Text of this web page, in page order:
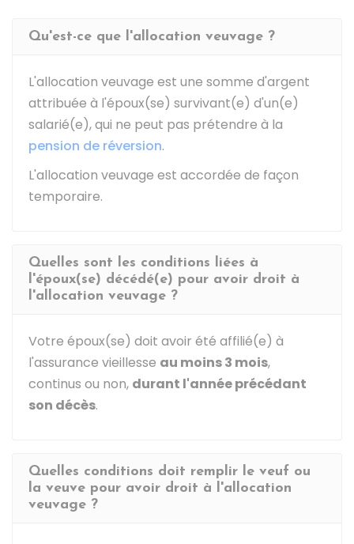
Qu'est-ce que l'allocation veuvage ?
L'allocation veuvage est une somme d'argent
attribuée à l'époux(se) survivant(e) d'un(e)
salarié(e), qui ne peut pas prétendre à la
pension de réversion.
L'allocation veuvage est accordée de façon
temporaire.
Quelles sont les conditions liées à
l'époux(se) décédé(e) pour avoir droit à
l'allocation veuvage ?
Votre époux(se) doit avoir été affilié(e) à
l'assurance vieillesse au moins 3 mois,
continus ou non, durant l'année précédant
son décès.
Quelles conditions doit remplir le veuf ou
la veuve pour avoir droit à l'allocation
veuvage ?